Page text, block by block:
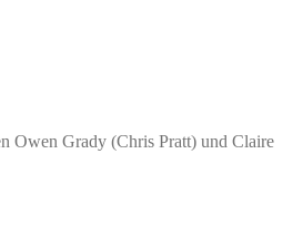
Owen Grady (Chris Pratt) und Claire